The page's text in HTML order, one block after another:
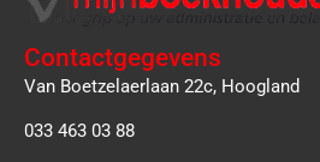
Contactgegevens
Van Boetzelaerlaan 22c, Hoogland
033 463 03 88